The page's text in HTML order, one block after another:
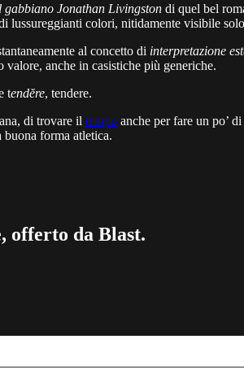
gabbiano Jonathan Livingston di quel bel
lussureggianti colori, nitidamente visibile
al concetto di interpretazione
valore, anche in casistiche più generiche.
tendĕre, tendere.
di trovare il tempo anche per fare un po’
buona forma atletica.
offerto da Blast.